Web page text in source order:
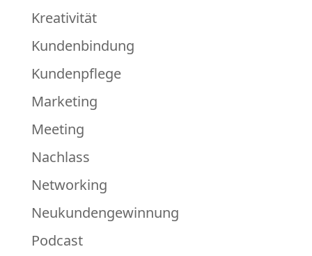
Kreativität
Kundenbindung
Kundenpflege
Marketing
Meeting
Nachlass
Networking
Neukundengewinnung
Podcast